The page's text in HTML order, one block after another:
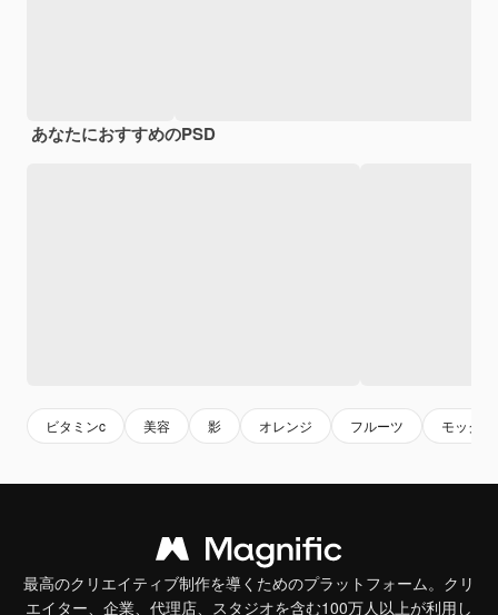
あなたにおすすめのPSD
ビタミンc 美容 影 オレンジ フルーツ モック
最高のクリエイティブ制作を導くためのプラットフォーム。クリ
エイター、企業、代理店、スタジオを含む100万人以上が利用し